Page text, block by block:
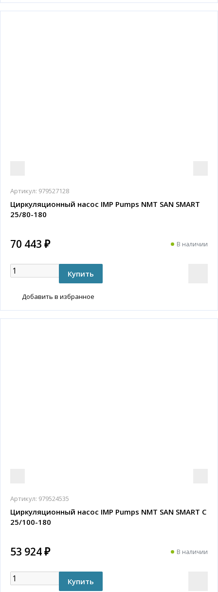
Артикул: 979527128
Циркуляционный насос IMP Pumps NMT SAN SMART
25/80-180
70 443 ₽ В наличии
Добавить в избранное
Артикул: 979524535
Циркуляционный насос IMP Pumps NMT SAN SMART C
25/100-180
53 924 ₽ В наличии